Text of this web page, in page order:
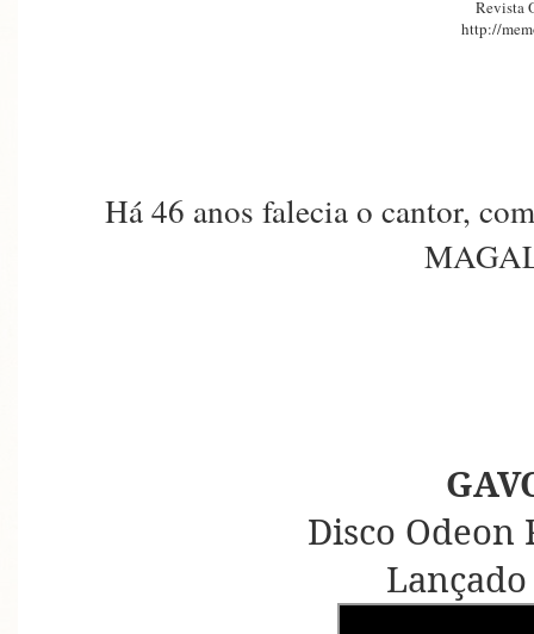
Revista
http://
Há 46 anos falecia o cantor,
Disco Odeon